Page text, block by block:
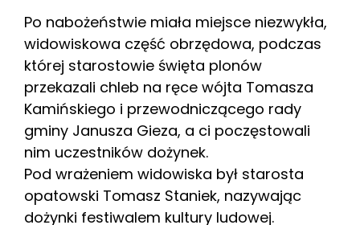
Po nabożeństwie miała miejsce niezwykła,
widowiskowa część obrzędowa, podczas
której starostowie święta plonów
przekazali chleb na ręce wójta Tomasza
Kamińskiego i przewodniczącego rady
gminy Janusza Gieza, a ci poczęstowali
nim uczestników dożynek.
Pod wrażeniem widowiska był starosta
opatowski Tomasz Staniek, nazywając
dożynki festiwalem kultury ludowej.